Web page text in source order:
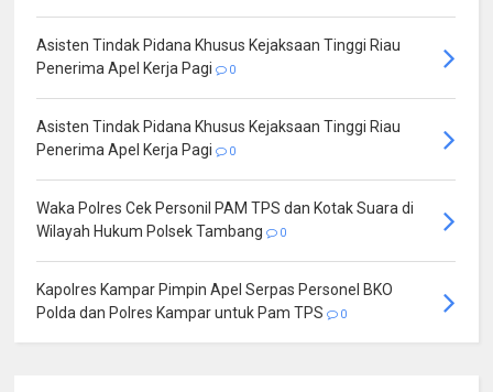
Asisten Tindak Pidana Khusus Kejaksaan Tinggi Riau
Penerima Apel Kerja Pagi
0
Asisten Tindak Pidana Khusus Kejaksaan Tinggi Riau
Penerima Apel Kerja Pagi
0
Waka Polres Cek Personil PAM TPS dan Kotak Suara di
Wilayah Hukum Polsek Tambang
0
Kapolres Kampar Pimpin Apel Serpas Personel BKO
Polda dan Polres Kampar untuk Pam TPS
0